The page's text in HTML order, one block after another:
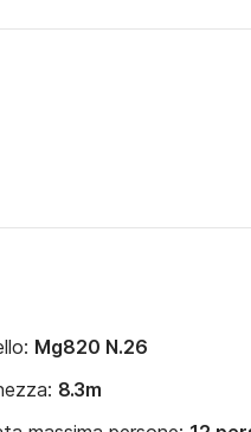
Mg820 N.26
8.3m